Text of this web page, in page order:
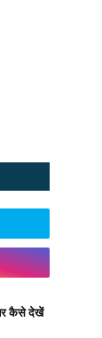
कैसे देखें